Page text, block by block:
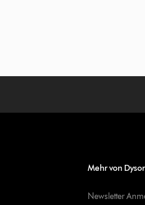
Mehr von
Newsletter